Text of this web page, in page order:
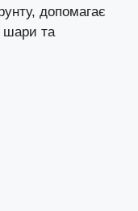
допомагає
шари та